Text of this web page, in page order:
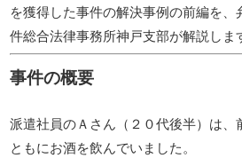
を獲得した事件の解決事例の前編を
件総合法律事務所神戸支部が解説しま
事件の概要
派遣社員のＡさん（２０代後半）は、
ともにお酒を飲んでいました。